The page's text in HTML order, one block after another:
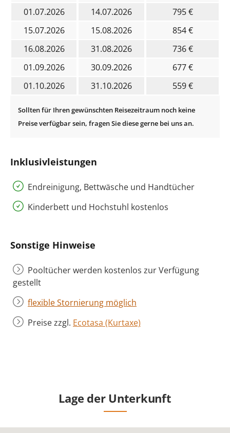
01.07.2026
14.07.2026
795 €
15.07.2026
15.08.2026
854 €
16.08.2026
31.08.2026
736 €
01.09.2026
30.09.2026
677 €
01.10.2026
31.10.2026 559 €
Inklusivleistungen
Endreinigung, Bettwäsche und Handtücher
Kinderbett und Hochstuhl kostenlos
Sonstige Hinweise
Pooltücher werden kostenlos zur Verfügung
gestellt
flexible Stornierung möglich
Preise zzgl. Ecotasa (Kurtaxe)
Lage der Unterkunft